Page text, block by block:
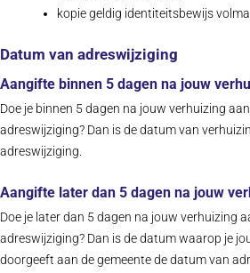
kopie geldig identiteitsbewijs
Datum van adreswijziging
Aangifte binnen 5 dagen na jouw
Doe je binnen 5 dagen na jouw verhuizing
adreswijziging? Dan is de datum van
adreswijziging.
Aangifte later dan 5 dagen na jouw
Doe je later dan 5 dagen na jouw verhuizing
adreswijziging? Dan is de datum waarop je
doorgeeft aan de gemeente de datum van